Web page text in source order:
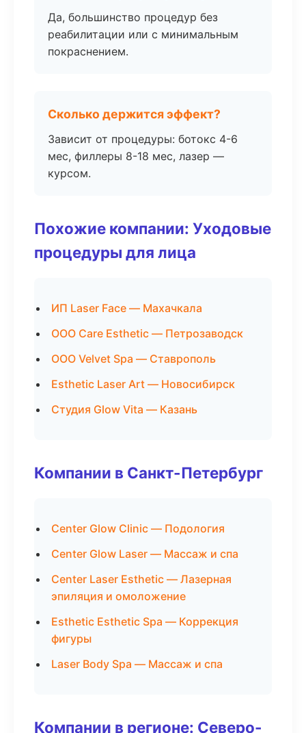
Да, большинство процедур без
реабилитации или с минимальным
покраснением.
Сколько держится эффект?
Зависит от процедуры: ботокс 4-6
мес, филлеры 8-18 мес, лазер —
курсом.
Похожие компании: Уходовые
процедуры для лица
ИП Laser Face — Махачкала
ООО Care Esthetic — Петрозаводск
ООО Velvet Spa — Ставрополь
Esthetic Laser Art — Новосибирск
Студия Glow Vita — Казань
Компании в Санкт-Петербург
Center Glow Clinic — Подология
Center Glow Laser — Массаж и спа
Center Laser Esthetic — Лазерная
эпиляция и омоложение
Esthetic Esthetic Spa — Коррекция
фигуры
Laser Body Spa — Массаж и спа
Компании в регионе: Северо-